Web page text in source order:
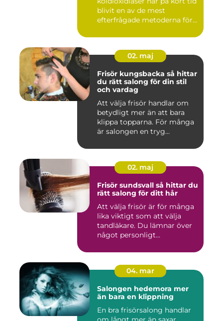
blivit en av de mest
efterfrågade metoderna för
02. maj
Frisör kungsbacka så hittar
du rätt salong för din stil
och vardag
Att välja frisör handlar om
betydligt mer än att bara
klippa topparna. För många
är salongen en tryg...
02. maj
Frisör sundsvall så hittar du
rätt salong för ditt hår
Att välja frisör är för många
lika viktigt som att välja
tandläkare. Du lämnar över
något personligt...
04. mar
Salongen hedemora mer
än bara en klippning
En bra frisörsalong handlar